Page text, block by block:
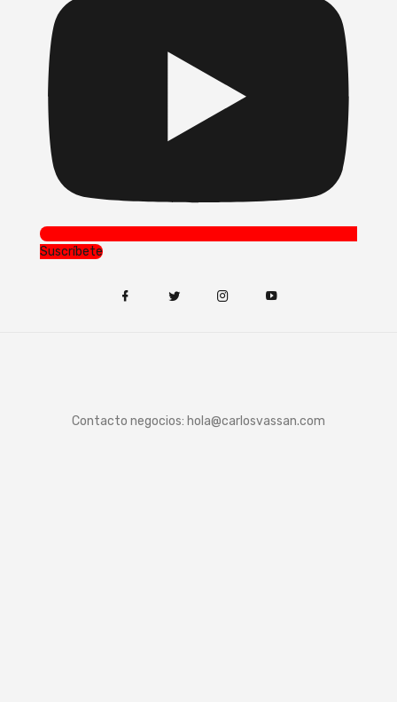
Suscríbete
Contacto negocios: hola@carlosvassan.com